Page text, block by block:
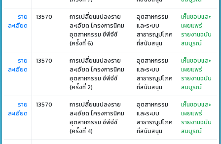
ราย
ละเอียด
13570
การเปลี่ยนแปลงราย
ละเอียด โครงการนิคม
อุตสาหกรรม ซีพีจีซี
(ครั้งที่ 6)
อุตสาหกรรม
และระบบ
สาธารณูปโภค
ที่สนับสนุน
เห็นชอบและ
เผยแพร่
รายงานฉบับ
สมบูรณ์
ราย
ละเอียด
13570
การเปลี่ยนแปลงราย
ละเอียด โครงการนิคม
อุตสาหกรรม ซีพีจีซี
(ครั้งที่ 2)
อุตสาหกรรม
และระบบ
สาธารณูปโภค
ที่สนับสนุน
เห็นชอบและ
เผยแพร่
รายงานฉบับ
สมบูรณ์
ราย
ละเอียด
13570
การเปลี่ยนแปลงราย
ละเอียด โครงการนิคม
อุตสาหกรรม ซีพีจีซี
(ครั้งที่ 4)
อุตสาหกรรม
และระบบ
สาธารณูปโภค
ที่สนับสนุน
เห็นชอบและ
เผยแพร่
รายงานฉบับ
สมบูรณ์